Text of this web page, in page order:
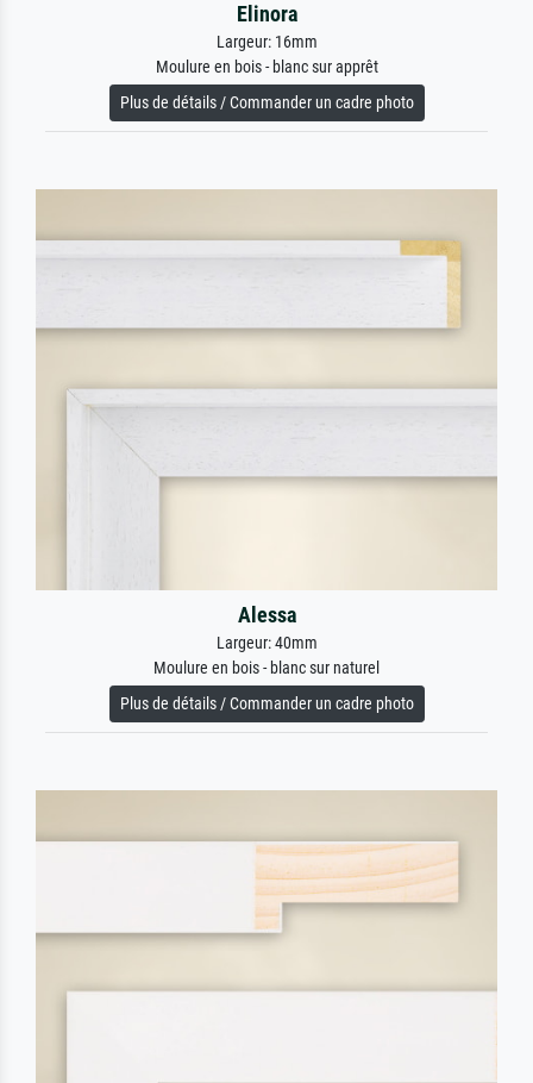
Elinora
Largeur: 16mm
Moulure en bois - blanc sur apprêt
Plus de détails / Commander un cadre photo
Alessa
Largeur: 40mm
Moulure en bois - blanc sur naturel
Plus de détails / Commander un cadre photo